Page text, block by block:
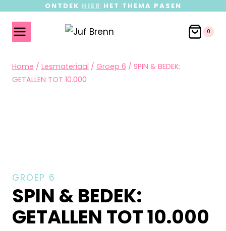
ONTDEK HIER HET THEMA PASEN
0
Home / Lesmateriaal / Groep 6 / SPIN & BEDEK:
GETALLEN TOT 10.000
GROEP 6
SPIN & BEDEK:
GETALLEN TOT 10.000